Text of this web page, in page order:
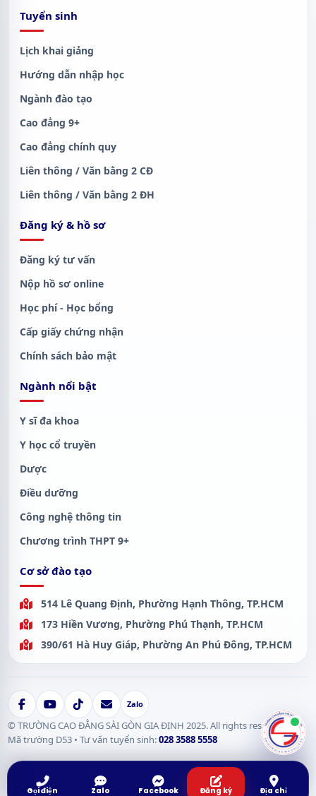
Gọi điện Zalo Facebook Đăng ký Địa chỉ
Tuyển sinh
Lịch khai giảng
Hướng dẫn nhập học
Ngành đào tạo
Cao đẳng 9+
Cao đẳng chính quy
Liên thông / Văn bằng 2 CĐ
Liên thông / Văn bằng 2 ĐH
Đăng ký & hồ sơ
Đăng ký tư vấn
Nộp hồ sơ online
Học phí - Học bổng
Cấp giấy chứng nhận
Chính sách bảo mật
Ngành nổi bật
Y sĩ đa khoa
Y học cổ truyền
Dược
Điều dưỡng
Công nghệ thông tin
Chương trình THPT 9+
Cơ sở đào tạo
514 Lê Quang Định, Phường Hạnh Thông, TP.HCM
173 Hiền Vương, Phường Phú Thạnh, TP.HCM
390/61 Hà Huy Giáp, Phường An Phú Đông, TP.HCM
Zalo
© TRƯỜNG CAO ĐẲNG SÀI GÒN GIA ĐỊNH 2025. All rights reserved.
Mã trường D53 • Tư vấn tuyển sinh:028 3588 5558